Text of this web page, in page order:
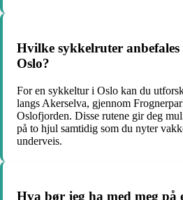
Hvilke sykkelruter
Oslo?
For en sykkeltur i Oslo kan du
langs Akerselva, gjennom
Oslofjorden. Disse rutene gir deg
på to hjul samtidig som du nyter
underveis.
Hva bør jeg ha med meg på